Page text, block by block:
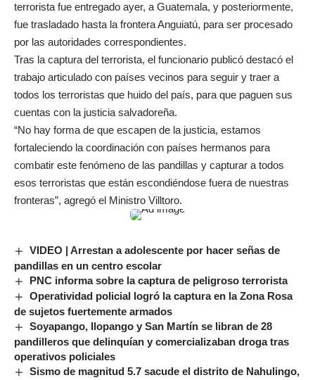
terrorista fue entregado ayer, a Guatemala, y posteriormente,
fue trasladado hasta la frontera Anguiatú, para ser procesado
por las autoridades correspondientes.
Tras la captura del terrorista, el funcionario publicó destacó el
trabajo articulado con países vecinos para seguir y traer a
todos los terroristas que huido del país, para que paguen sus
cuentas con la justicia salvadoreña.
“No hay forma de que escapen de la justicia, estamos
fortaleciendo la coordinación con países hermanos para
combatir este fenómeno de las pandillas y capturar a todos
esos terroristas que están escondiéndose fuera de nuestras
fronteras”, agregó el Ministro Villtoro.
VIDEO | Arrestan a adolescente por hacer señas de
pandillas en un centro escolar
PNC informa sobre la captura de peligroso terrorista
Operatividad policial logró la captura en la Zona Rosa
de sujetos fuertemente armados
Soyapango, Ilopango y San Martín se libran de 28
pandilleros que delinquían y comercializaban droga tras
operativos policiales
Sismo de magnitud 5.7 sacude el distrito de Nahulingo,